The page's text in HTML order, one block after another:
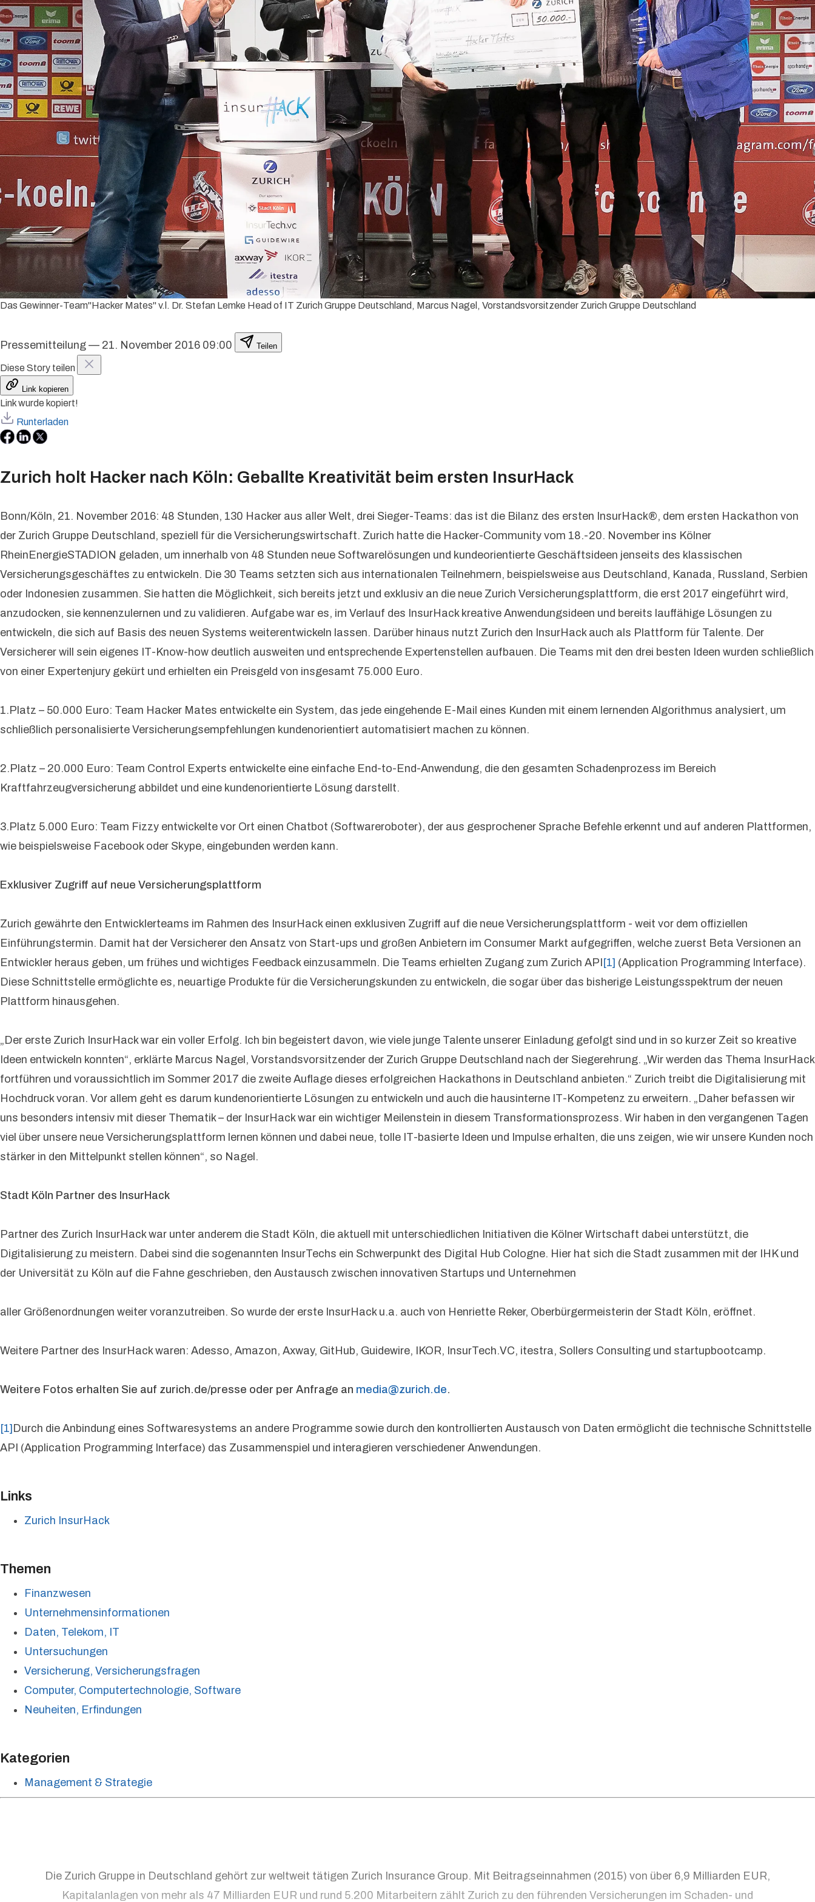
Das Gewinner-Team"Hacker Mates" v.l. Dr. Stefan Lemke Head of IT Zurich Gruppe Deutschland, Marcus Nagel, Vorstandsvorsitzender Zurich Gruppe Deutschland
Pressemitteilung — 21. November 2016 09:00 Teilen
Diese Story teilen
Link kopieren
Link wurde kopiert!
Runterladen
Zurich holt Hacker nach Köln: Geballte Kreativität beim ersten InsurHack
Bonn/Köln, 21. November 2016: 48 Stunden, 130 Hacker aus aller Welt, drei Sieger-Teams: das ist die Bilanz des ersten InsurHack®, dem ersten Hackathon von
der Zurich Gruppe Deutschland, speziell für die Versicherungswirtschaft. Zurich hatte die Hacker-Community vom 18.-20. November ins Kölner
RheinEnergieSTADION geladen, um innerhalb von 48 Stunden neue Softwarelösungen und kundeorientierte Geschäftsideen jenseits des klassischen
Versicherungsgeschäftes zu entwickeln. Die 30 Teams setzten sich aus internationalen Teilnehmern, beispielsweise aus Deutschland, Kanada, Russland, Serbien
oder Indonesien zusammen. Sie hatten die Möglichkeit, sich bereits jetzt und exklusiv an die neue Zurich Versicherungsplattform, die erst 2017 eingeführt wird,
anzudocken, sie kennenzulernen und zu validieren. Aufgabe war es, im Verlauf des InsurHack kreative Anwendungsideen und bereits lauffähige Lösungen zu
entwickeln, die sich auf Basis des neuen Systems weiterentwickeln lassen. Darüber hinaus nutzt Zurich den InsurHack auch als Plattform für Talente. Der
Versicherer will sein eigenes IT-Know-how deutlich ausweiten und entsprechende Expertenstellen aufbauen. Die Teams mit den drei besten Ideen wurden schließlich
von einer Expertenjury gekürt und erhielten ein Preisgeld von insgesamt 75.000 Euro.
1.Platz – 50.000 Euro: Team Hacker Mates entwickelte ein System, das jede eingehende E-Mail eines Kunden mit einem lernenden Algorithmus analysiert, um
schließlich personalisierte Versicherungsempfehlungen kundenorientiert automatisiert machen zu können.
2.Platz – 20.000 Euro: Team Control Experts entwickelte eine einfache End-to-End-Anwendung, die den gesamten Schadenprozess im Bereich
Kraftfahrzeugversicherung abbildet und eine kundenorientierte Lösung darstellt.
3.Platz 5.000 Euro: Team Fizzy entwickelte vor Ort einen Chatbot (Softwareroboter), der aus gesprochener Sprache Befehle erkennt und auf anderen Plattformen,
wie beispielsweise Facebook oder Skype, eingebunden werden kann.
Exklusiver Zugriff auf neue Versicherungsplattform
Zurich gewährte den Entwicklerteams im Rahmen des InsurHack einen exklusiven Zugriff auf die neue Versicherungsplattform - weit vor dem offiziellen
Einführungstermin. Damit hat der Versicherer den Ansatz von Start-ups und großen Anbietern im Consumer Markt aufgegriffen, welche zuerst Beta Versionen an
Entwickler heraus geben, um frühes und wichtiges Feedback einzusammeln. Die Teams erhielten Zugang zum Zurich API[1] (Application Programming Interface).
Diese Schnittstelle ermöglichte es, neuartige Produkte für die Versicherungskunden zu entwickeln, die sogar über das bisherige Leistungsspektrum der neuen
Plattform hinausgehen.
„Der erste Zurich InsurHack war ein voller Erfolg. Ich bin begeistert davon, wie viele junge Talente unserer Einladung gefolgt sind und in so kurzer Zeit so kreative
Ideen entwickeln konnten“, erklärte Marcus Nagel, Vorstandsvorsitzender der Zurich Gruppe Deutschland nach der Siegerehrung. „Wir werden das Thema InsurHack
fortführen und voraussichtlich im Sommer 2017 die zweite Auflage dieses erfolgreichen Hackathons in Deutschland anbieten.“ Zurich treibt die Digitalisierung mit
Hochdruck voran. Vor allem geht es darum kundenorientierte Lösungen zu entwickeln und auch die hausinterne IT-Kompetenz zu erweitern. „Daher befassen wir
uns besonders intensiv mit dieser Thematik – der InsurHack war ein wichtiger Meilenstein in diesem Transformationsprozess. Wir haben in den vergangenen Tagen
viel über unsere neue Versicherungsplattform lernen können und dabei neue, tolle IT-basierte Ideen und Impulse erhalten, die uns zeigen, wie wir unsere Kunden noch
stärker in den Mittelpunkt stellen können“, so Nagel.
Stadt Köln Partner des InsurHack
Partner des Zurich InsurHack war unter anderem die Stadt Köln, die aktuell mit unterschiedlichen Initiativen die Kölner Wirtschaft dabei unterstützt, die
Digitalisierung zu meistern. Dabei sind die sogenannten InsurTechs ein Schwerpunkt des Digital Hub Cologne. Hier hat sich die Stadt zusammen mit der IHK und
der Universität zu Köln auf die Fahne geschrieben, den Austausch zwischen innovativen Startups und Unternehmen
aller Größenordnungen weiter voranzutreiben. So wurde der erste InsurHack u.a. auch von Henriette Reker, Oberbürgermeisterin der Stadt Köln, eröffnet.
Weitere Partner des InsurHack waren: Adesso, Amazon, Axway, GitHub, Guidewire, IKOR, InsurTech.VC, itestra, Sollers Consulting und startupbootcamp.
Weitere Fotos erhalten Sie auf zurich.de/presse oder per Anfrage an media@zurich.de.
[1]Durch die Anbindung eines Softwaresystems an andere Programme sowie durch den kontrollierten Austausch von Daten ermöglicht die technische Schnittstelle
API (Application Programming Interface) das Zusammenspiel und interagieren verschiedener Anwendungen.
Links
Zurich InsurHack
Themen
Finanzwesen
Unternehmensinformationen
Daten, Telekom, IT
Untersuchungen
Versicherung, Versicherungsfragen
Computer, Computertechnologie, Software
Neuheiten, Erfindungen
Kategorien
Management & Strategie
Die Zurich Gruppe in Deutschland gehört zur weltweit tätigen Zurich Insurance Group. Mit Beitragseinnahmen (2015) von über 6,9 Milliarden EUR,
Kapitalanlagen von mehr als 47 Milliarden EUR und rund 5.200 Mitarbeitern zählt Zurich zu den führenden Versicherungen im Schaden- und